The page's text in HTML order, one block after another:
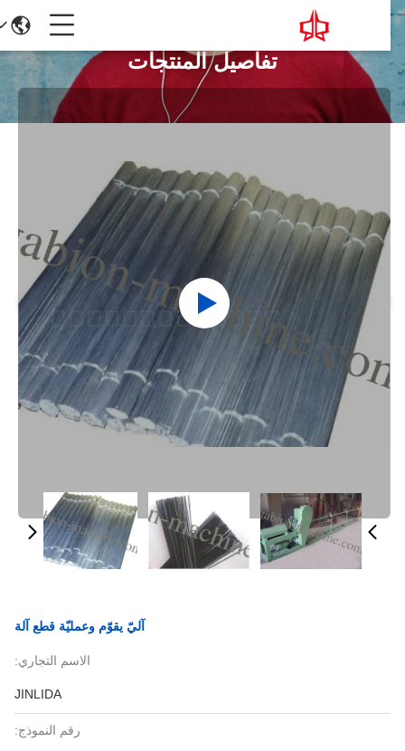
تفاصيل المنتجات
آليّ يقوّم وعمليّة قطع آلة
الاسم التجاري:
JINLIDA
رقم النموذج: